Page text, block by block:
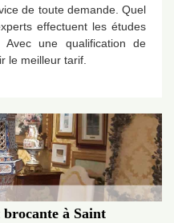
de toute demande. Quel
effectuent les études
une qualification de
le meilleur tarif.
à Saint